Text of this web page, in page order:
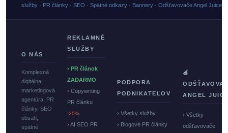
služby · PR články · SEO · Spätné odkazy · Bannery · Odšťavovače Angel Juicer
O NÁS
Komplexná
digitálna
marketingová
agentúra. PR
články, SEO
obsah,
spätné
REKLAMNÉ
SLUŽBY
› PR článok
ZADARMO
› Copywriting
PR článku
-20%
› AI SEO PR
PODPORA
PODNIKATEĽOV
› Všetky služby
› Blogové PR články
🍏
ANGEL
› Všetky
odšťavovače